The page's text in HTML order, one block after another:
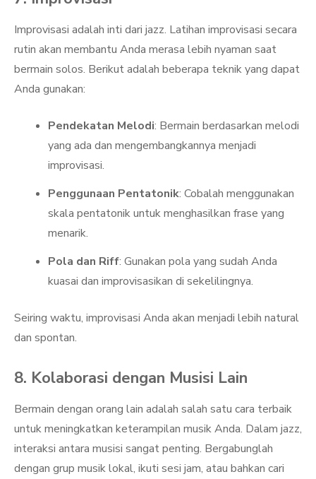
Improvisasi adalah inti dari jazz. Latihan improvisasi secara
rutin akan membantu Anda merasa lebih nyaman saat
bermain solos. Berikut adalah beberapa teknik yang dapat
Anda gunakan:
Pendekatan Melodi: Bermain berdasarkan melodi
yang ada dan mengembangkannya menjadi
improvisasi.
Penggunaan Pentatonik: Cobalah menggunakan
skala pentatonik untuk menghasilkan frase yang
menarik.
Pola dan Riff: Gunakan pola yang sudah Anda
kuasai dan improvisasikan di sekelilingnya.
Seiring waktu, improvisasi Anda akan menjadi lebih natural
dan spontan.
8. Kolaborasi dengan Musisi Lain
Bermain dengan orang lain adalah salah satu cara terbaik
untuk meningkatkan keterampilan musik Anda. Dalam jazz,
interaksi antara musisi sangat penting. Bergabunglah
dengan grup musik lokal, ikuti sesi jam, atau bahkan cari